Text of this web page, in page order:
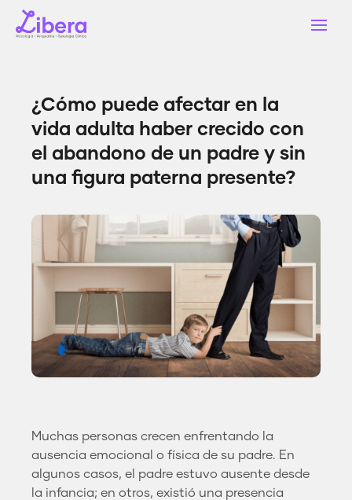
¿Cómo puede afectar en la
vida adulta haber crecido con
el abandono de un padre y sin
una figura paterna presente?
Muchas personas crecen enfrentando la
ausencia emocional o física de su padre. En
algunos casos, el padre estuvo ausente desde
la infancia; en otros, existió una presencia